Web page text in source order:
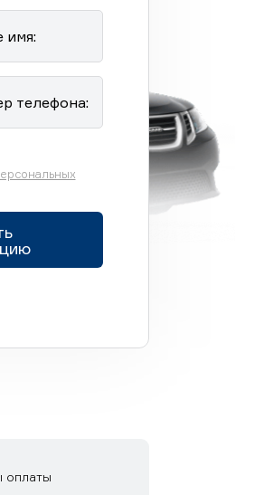
оплаты